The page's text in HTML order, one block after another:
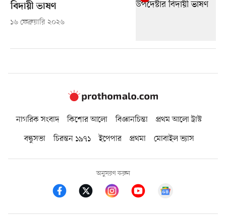
বিদায়ী ভাষণ
১৬ ফেব্রুয়ারি ২০২৬
নাগরিক সংবাদ কিশোর আলো বিজ্ঞানচিন্তা
প্রথম আলো ট্রাস্ট
বন্ধুসভা
চিরন্তন ১৯৭১ ইপেপার প্রথমা মোবাইল ভ্যাস
অনুসরণ করুন